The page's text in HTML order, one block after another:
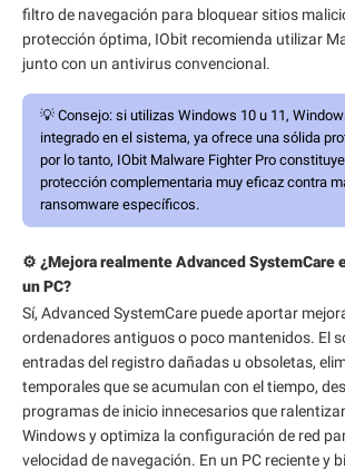
filtro de navegación para bloquear sitios
protección óptima, IObit recomienda utilizar
junto con un antivirus convencional.
💡 Consejo: si utilizas Windows 10 u 11,
integrado en el sistema, ya ofrece una sólida
por lo tanto, IObit Malware Fighter Pro
protección complementaria muy eficaz contra
ransomware específicos.
⚙️ ¿Mejora realmente Advanced SystemCare
un PC?
Sí, Advanced SystemCare puede aportar
ordenadores antiguos o poco mantenidos. El
entradas del registro dañadas u obsoletas,
temporales que se acumulan con el tiempo,
programas de inicio innecesarios que
Windows y optimiza la configuración de red
velocidad de navegación. En un PC reciente y